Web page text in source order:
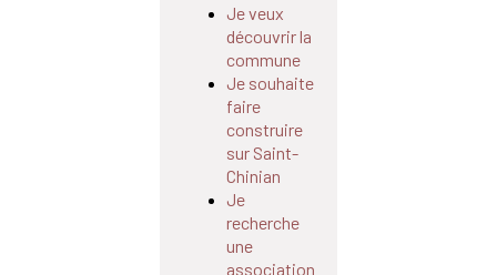
Je veux
découvrir la
commune
Je souhaite
faire
construire
sur Saint-
Chinian
Je
recherche
une
association